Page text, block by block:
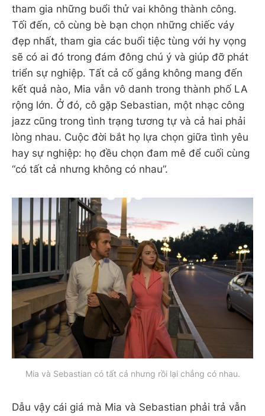
tham gia những buổi thử vai không thành công.
Tối đến, cô cùng bè bạn chọn những chiếc váy
đẹp nhất, tham gia các buổi tiệc tùng với hy vọng
sẽ có ai đó trong đám đông chú ý và giúp đỡ phát
triển sự nghiệp. Tất cả cố gắng không mang đến
kết quả nào, Mia vẫn vô danh trong thành phố LA
rộng lớn. Ở đó, cô gặp Sebastian, một nhạc công
jazz cũng trong tình trạng tương tự và cả hai phải
lòng nhau. Cuộc đời bắt họ lựa chọn giữa tình yêu
hay sự nghiệp: họ đều chọn đam mê để cuối cùng
“có tất cả nhưng không có nhau”.
Mia và Sebastian có tất cả nhưng rồi lại chẳng có nhau.
Dẫu vậy cái giá mà Mia và Sebastian phải trả vẫn